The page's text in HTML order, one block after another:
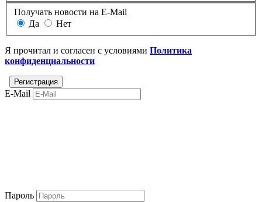
Получать новости на E-Mail
Да
Нет
Я прочитал и согласен с условиями Политика
конфиденциальности
E-Mail
Пароль